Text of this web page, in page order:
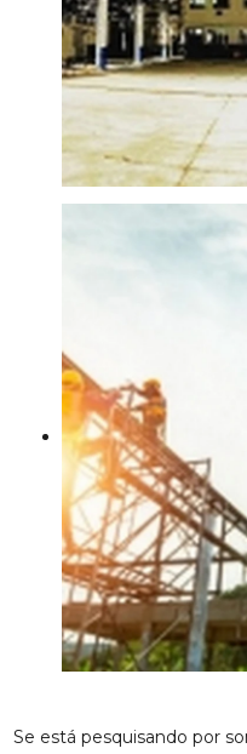
Se está pesquisando por